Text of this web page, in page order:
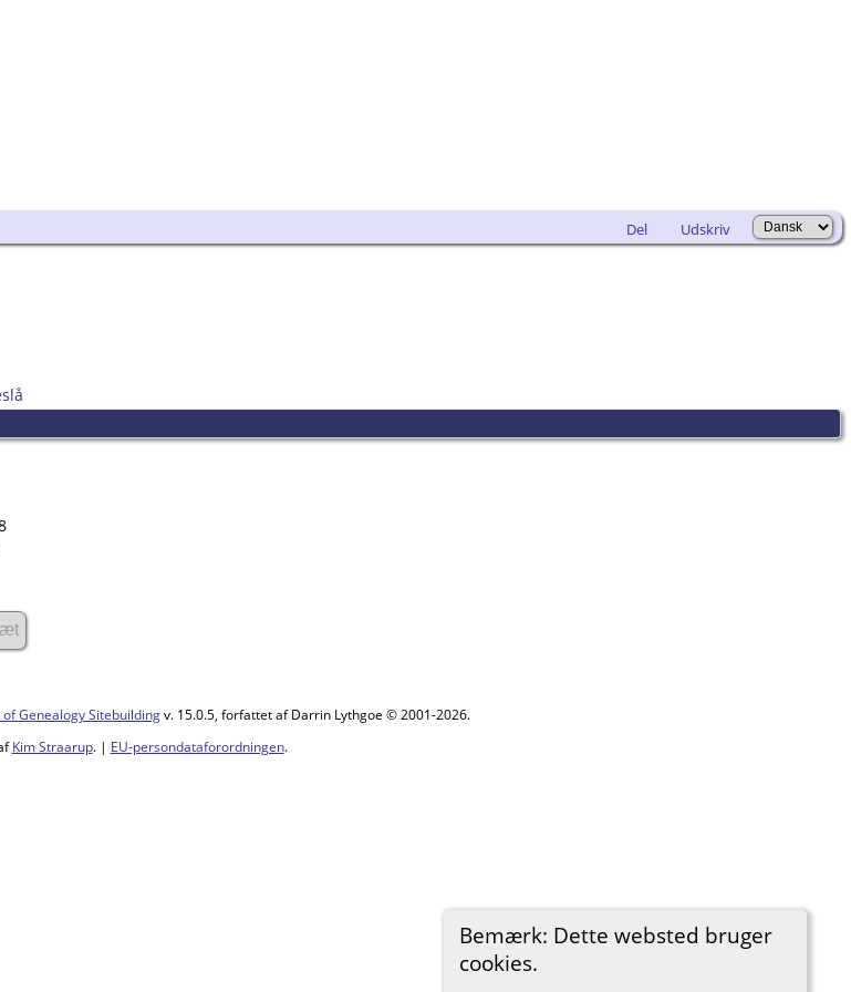
Del Udskriv
Bemærk: Dette websted bruger
cookies.
Genealogy Sitebuildingv. 15.0.5, forfattet af Darrin Lythgoe © 2001-2026.
Kim Straarup. | EU-persondataforordningen.